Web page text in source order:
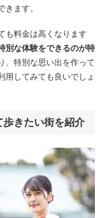
ます。
も料金は高くなります
別な体験をできるのが特
、特別な思い出を作って
用してみても良いでしょ
きたい街を紹介